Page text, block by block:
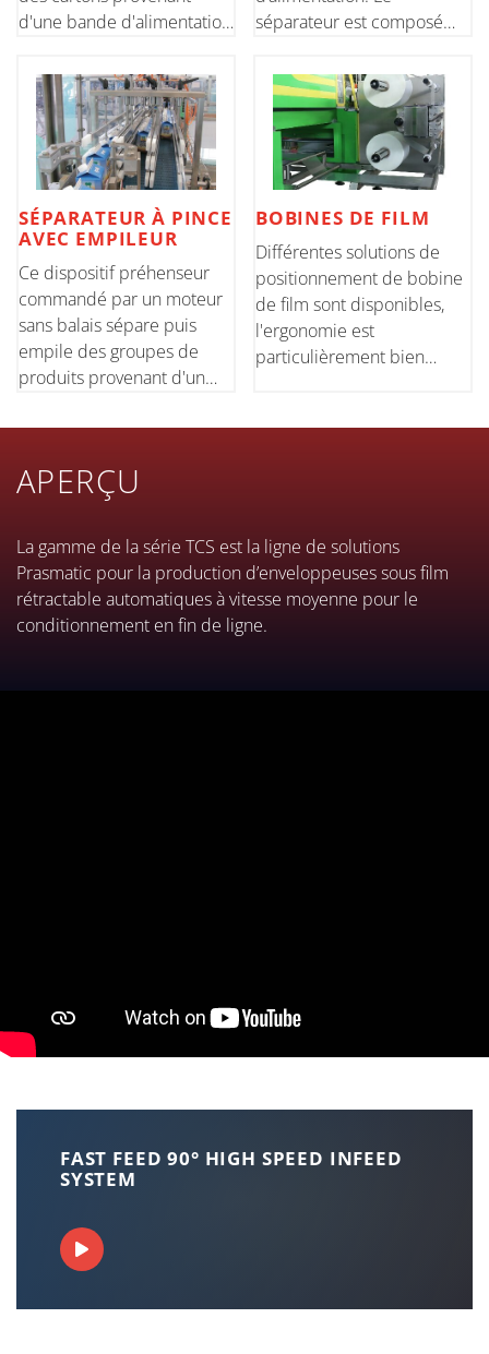
d'une bande d'alimentation
est composé d'une double
pince à commande
pneumatique qui divise les
produits et les organise sur
une
séparateur est composé
pneumatique, et le
mouvement diagonal pour
alimenter en continu les
produits dans la machine
est entraîné par un moteur
SÉPARATEUR À PINCE
AVEC EMPILEUR
Ce dispositif préhenseur
commandé par un moteur
sans balais sépare puis
empile des groupes de
produits provenant d'un
ligne. Cette solution est
aux boîtes.
BOBINES DE FILM
Différentes solutions de
positionnement de bobine
de film sont disponibles,
l'ergonomie est
particulièrement bien
changement de format et la
APERÇU
La gamme de la série TCS est la ligne de solutions
Prasmatic pour la production d’enveloppeuses sous film
rétractable automatiques à vitesse moyenne pour le
conditionnement en fin de ligne.
FAST FEED 90° HIGH SPEED INFEED
SYSTEM